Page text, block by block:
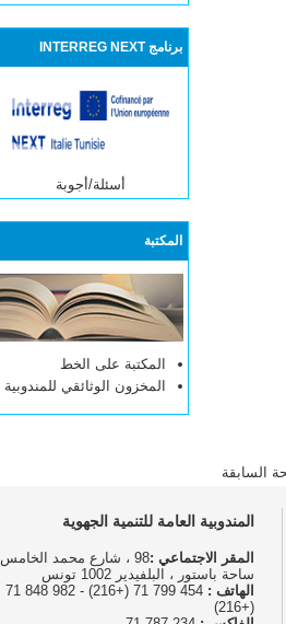
برنامج INTERREG NEXT
أسئلة/أجوبة
المكتبة
المكتبة على الخط
المخزون الوثائقي للمندوبية
السابقة
المندوبية العامة للتنمية الجهوية
المقر الاجتماعي :
98 ، شارع محمد الخامس
ساحة باستور ، البلفيدير 1002 تونس
الهاتف :
454 799 71 (+216) - 982 848 71
(+216)